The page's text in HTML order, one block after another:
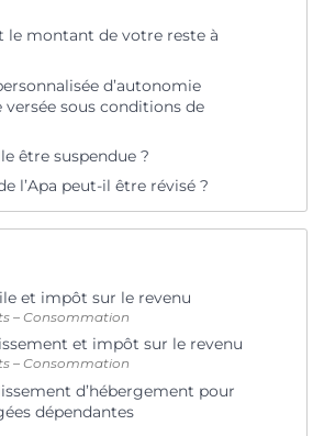
le montant de votre reste à
d’autonomie
versée sous conditions de
être suspendue ?
l’Apa peut-il être révisé ?
et impôt sur le revenu
– Consommation
et impôt sur le revenu
– Consommation
d’hébergement pour
dépendantes